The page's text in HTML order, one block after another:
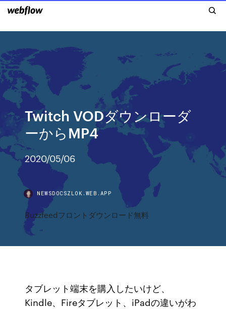
Twitch VODダウンローダ
ーからMP4
2020/05/06
NEWSDOCSZLOK.WEB.APP
Buzzfeedフロントダウンロード無料
タブレット端末を購入したいけど、
Kindle、Fireタブレット、iPadの違いがわ